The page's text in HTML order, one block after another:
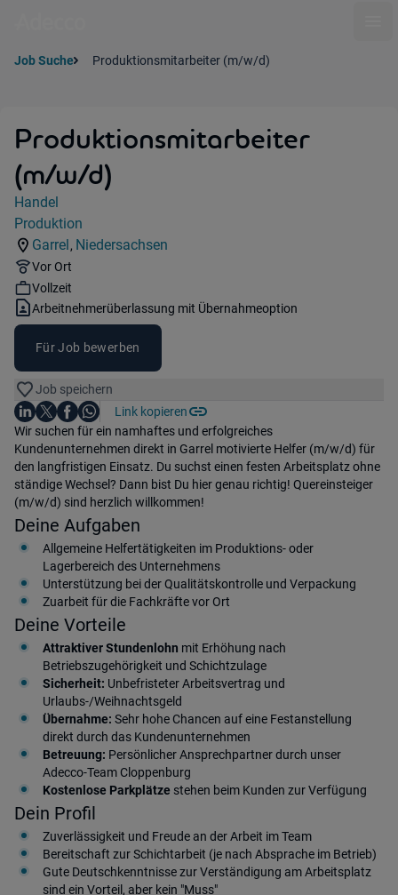
Job Suche Produktionsmitarbeiter (m/w/d)
Produktionsmitarbeiter
(m/w/d)
Jobdetails
Kategorie:
Handel
Industry:
Produktion
Standorte:
Garrel,
Region:
Niedersachsen
Remote Option:
Vor Ort
Workhours:
Vollzeit
Vertragsart:
Arbeitnehmerüberlassung mit Übernahmeoption
Für Job bewerben
Job speichern
Teile diesen Job
Auf LinkedIn teilen
Auf X teilen
Auf Facebook teilen
Auf WhatsApp teilen
Link kopieren
Einleitung
Wir suchen für ein namhaftes und erfolgreiches
Kundenunternehmen direkt in Garrel motivierte Helfer (m/w/d) für
den langfristigen Einsatz. Du suchst einen festen Arbeitsplatz ohne
ständige Wechsel? Dann bist Du hier genau richtig! Quereinsteiger
(m/w/d) sind herzlich willkommen!
Deine Aufgaben
Allgemeine Helfertätigkeiten im Produktions- oder
Lagerbereich des Unternehmens
Unterstützung bei der Qualitätskontrolle und Verpackung
Zuarbeit für die Fachkräfte vor Ort
Deine Vorteile
Attraktiver Stundenlohn mit Erhöhung nach
Betriebszugehörigkeit und Schichtzulage
Sicherheit: Unbefristeter Arbeitsvertrag und
Urlaubs-/Weihnachtsgeld
Übernahme: Sehr hohe Chancen auf eine Festanstellung
direkt durch das Kundenunternehmen
Betreuung: Persönlicher Ansprechpartner durch unser
Adecco-Team Cloppenburg
Kostenlose Parkplätze stehen beim Kunden zur Verfügung
Dein Profil
Zuverlässigkeit und Freude an der Arbeit im Team
Bereitschaft zur Schichtarbeit (je nach Absprache im Betrieb)
Gute Deutschkenntnisse zur Verständigung am Arbeitsplatz
sind ein Vorteil, aber kein "Muss"